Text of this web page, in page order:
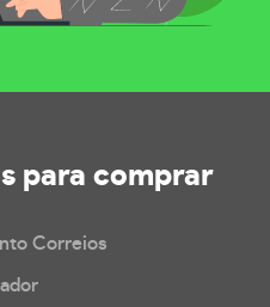
para comprar
Correios